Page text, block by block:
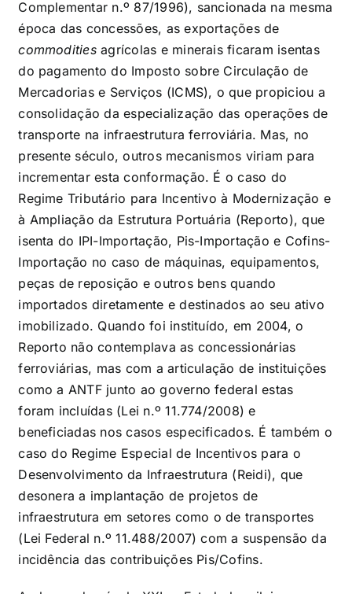
Complementar n.º 87/1996), sancionada na mesma
época das concessões, as exportações de
commoditiesagrícolas e minerais ficaram isentas
do pagamento do Imposto sobre Circulação de
Mercadorias e Serviços (ICMS), o que propiciou a
consolidação da especialização das operações de
transporte na infraestrutura ferroviária. Mas, no
presente século, outros mecanismos viriam para
incrementar esta conformação. É o caso do
Regime Tributário para Incentivo à Modernização e
à Ampliação da Estrutura Portuária (Reporto), que
isenta do IPI-Importação, Pis-Importação e Cofins-
Importação no caso de máquinas, equipamentos,
peças de reposição e outros bens quando
importados diretamente e destinados ao seu ativo
imobilizado. Quando foi instituído, em 2004, o
Reporto não contemplava as concessionárias
ferroviárias, mas com a articulação de instituições
como a ANTF junto ao governo federal estas
foram incluídas (Lei n.º 11.774/2008) e
beneficiadas nos casos especificados. É também o
caso do Regime Especial de Incentivos para o
Desenvolvimento da Infraestrutura (Reidi), que
desonera a implantação de projetos de
infraestrutura em setores como o de transportes
(Lei Federal n.º 11.488/2007) com a suspensão da
incidência das contribuições Pis/Cofins.